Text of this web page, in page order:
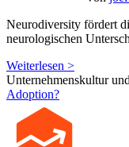
Neurodiversity fördert
neurologischen
Weiterlesen >
Unternehmenskultur
Adoption?